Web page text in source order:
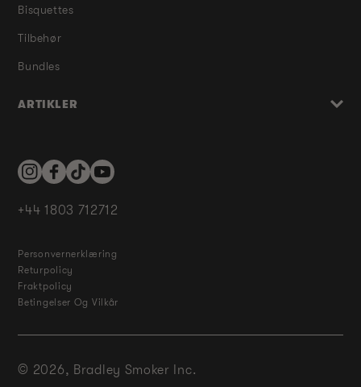
Bisquettes
Tilbehør
Bundles
ARTIKLER
InstagramFacebookTikTokYouTube
+44 1803 712712
Personvernerklæring
Returpolicy
Fraktpolicy
Betingelser Og Vilkår
© 2026, Bradley Smoker Inc.